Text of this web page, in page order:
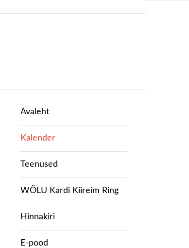
Avaleht
Kalender
Teenused
WÕLU Kardi Kiireim Ring
Hinnakiri
E-pood